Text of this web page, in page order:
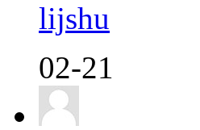
lijshu
02-21